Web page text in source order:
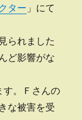
ター 」にて
られました
ど影響がな
。Ｆさんの
な被害を受